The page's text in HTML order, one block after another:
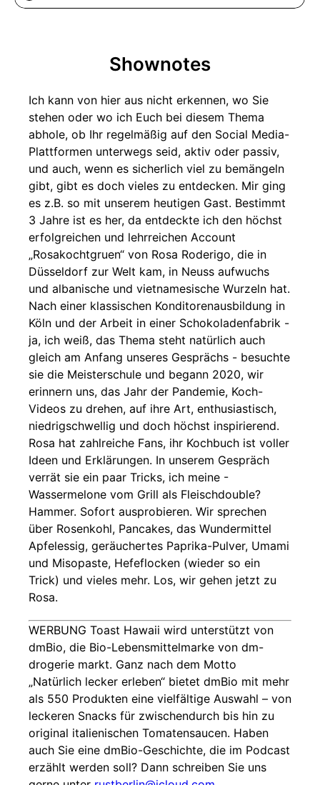
Shownotes
Ich kann von hier aus nicht erkennen, wo Sie
stehen oder wo ich Euch bei diesem Thema
abhole, ob Ihr regelmäßig auf den Social Media-
Plattformen unterwegs seid, aktiv oder passiv,
und auch, wenn es sicherlich viel zu bemängeln
gibt, gibt es doch vieles zu entdecken. Mir ging
es z.B. so mit unserem heutigen Gast. Bestimmt
3 Jahre ist es her, da entdeckte ich den höchst
erfolgreichen und lehrreichen Account
„Rosakochtgruen“ von Rosa Roderigo, die in
Düsseldorf zur Welt kam, in Neuss aufwuchs
und albanische und vietnamesische Wurzeln hat.
Nach einer klassischen Konditorenausbildung in
Köln und der Arbeit in einer Schokoladenfabrik -
ja, ich weiß, das Thema steht natürlich auch
gleich am Anfang unseres Gesprächs - besuchte
sie die Meisterschule und begann 2020, wir
erinnern uns, das Jahr der Pandemie, Koch-
Videos zu drehen, auf ihre Art, enthusiastisch,
niedrigschwellig und doch höchst inspirierend.
Rosa hat zahlreiche Fans, ihr Kochbuch ist voller
Ideen und Erklärungen. In unserem Gespräch
verrät sie ein paar Tricks, ich meine -
Wassermelone vom Grill als Fleischdouble?
Hammer. Sofort ausprobieren. Wir sprechen
über Rosenkohl, Pancakes, das Wundermittel
Apfelessig, geräuchertes Paprika-Pulver, Umami
und Misopaste, Hefeflocken (wieder so ein
Trick) und vieles mehr. Los, wir gehen jetzt zu
Rosa.
WERBUNG Toast Hawaii wird unterstützt von
dmBio, die Bio-Lebensmittelmarke von dm-
drogerie markt. Ganz nach dem Motto
„Natürlich lecker erleben“ bietet dmBio mit mehr
als 550 Produkten eine vielfältige Auswahl – von
leckeren Snacks für zwischendurch bis hin zu
original italienischen Tomatensaucen. Haben
auch Sie eine dmBio-Geschichte, die im Podcast
erzählt werden soll? Dann schreiben Sie uns